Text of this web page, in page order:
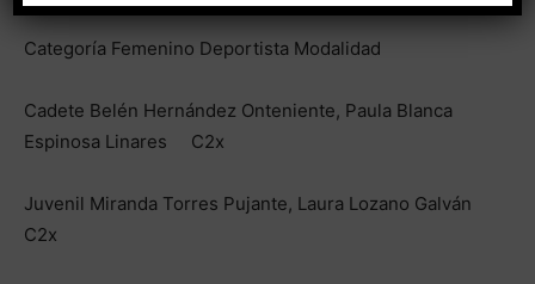
Categoría Femenino Deportista Modalidad
Cadete Belén Hernández Onteniente, Paula Blanca
Espinosa Linares C2x
Juvenil Miranda Torres Pujante, Laura Lozano Galván
C2x